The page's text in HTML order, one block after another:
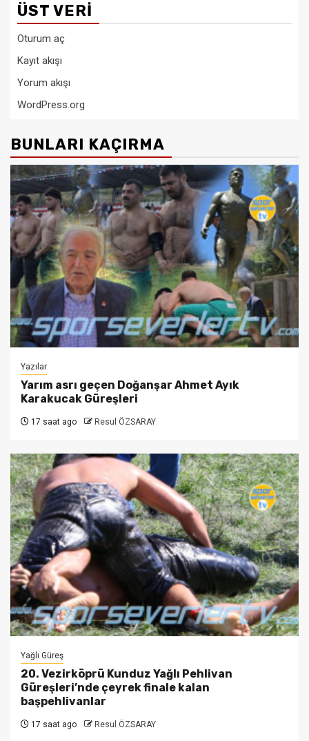
ÜST VERI
Oturum aç
Kayıt akışı
Yorum akışı
WordPress.org
BUNLARI KAÇIRMA
Yazılar
Yarım asrı geçen Doğanşar Ahmet Ayık
Karakucak Güreşleri
17 saat ago Resul ÖZSARAY
Yağlı Güreş
20. Vezirköprü Kunduz Yağlı Pehlivan
Güreşleri’nde çeyrek finale kalan
başpehlivanlar
17 saat ago Resul ÖZSARAY